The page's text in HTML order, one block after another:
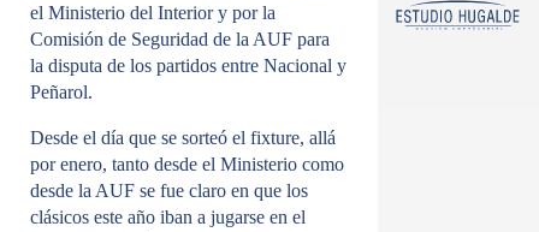
el Ministerio del Interior y por la
Comisión de Seguridad de la AUF para
la disputa de los partidos entre Nacional y
Peñarol.
Desde el día que se sorteó el fixture, allá
por enero, tanto desde el Ministerio como
desde la AUF se fue claro en que los
clásicos este año iban a jugarse en el